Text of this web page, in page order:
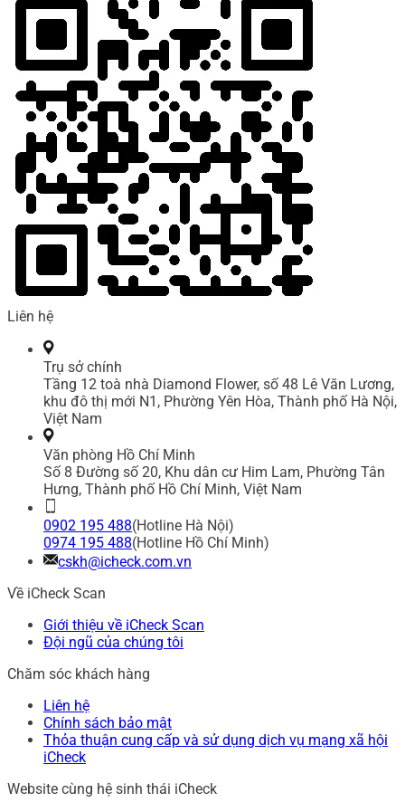
Liên hệ
Trụ sở chính
Tầng 12 toà nhà Diamond Flower, số 48 Lê Văn Lương,
khu đô thị mới N1, Phường Yên Hòa, Thành phố Hà Nội,
Việt Nam
Văn phòng Hồ Chí Minh
Số 8 Đường số 20, Khu dân cư Him Lam, Phường Tân
Hưng, Thành phố Hồ Chí Minh, Việt Nam
0902 195 488(Hotline Hà Nội)
0974 195 488(Hotline Hồ Chí Minh)
cskh@icheck.com.vn
Về iCheck Scan
Giới thiệu về iCheck Scan
Đội ngũ của chúng tôi
Chăm sóc khách hàng
Liên hệ
Chính sách bảo mật
Thỏa thuận cung cấp và sử dụng dịch vụ mạng xã hội
iCheck
Website cùng hệ sinh thái iCheck